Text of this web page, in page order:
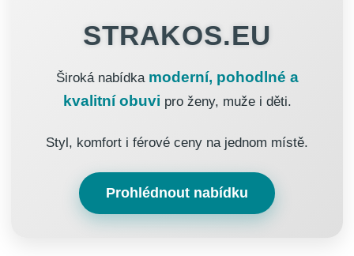
STRAKOS.EU
Široká nabídka moderní, pohodlné a
kvalitní obuvi pro ženy, muže i děti.
Styl, komfort i férové ceny na jednom místě.
Prohlédnout nabídku